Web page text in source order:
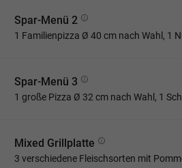
Spar-Menü 2
1 Familienpizza Ø 40 cm nach Wahl, 1
Spar-Menü 3
1 große Pizza Ø 32 cm nach Wahl, 1
Mixed Grillplatte
3 verschiedene Fleischsorten mit